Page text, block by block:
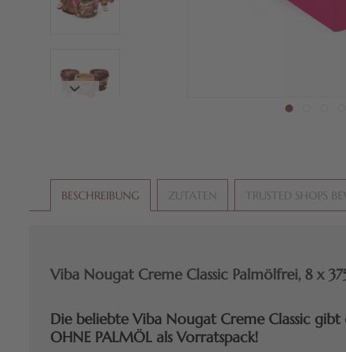
BESCHREIBUNG ZUTATEN TRUSTED SHOPS
Viba Nougat Creme Classic Palmölfrei, 8 x
Die beliebte Viba Nougat Creme Classic gibt
OHNE PALMÖL alsVorratspack!